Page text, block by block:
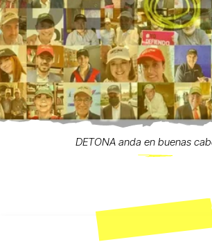
DETONA anda en buenas